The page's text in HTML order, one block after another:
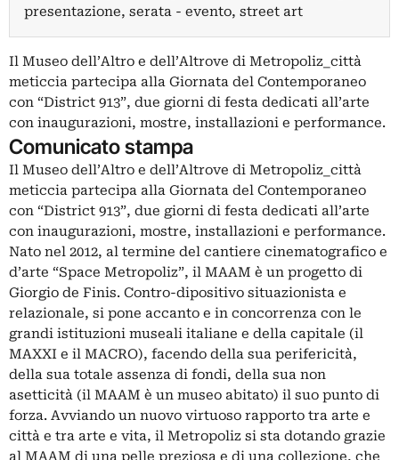
presentazione, serata - evento, street art
Il Museo dell’Altro e dell’Altrove di Metropoliz_città
meticcia partecipa alla Giornata del Contemporaneo
con “District 913”, due giorni di festa dedicati all’arte
con inaugurazioni, mostre, installazioni e performance.
Comunicato stampa
Il Museo dell’Altro e dell’Altrove di Metropoliz_città
meticcia partecipa alla Giornata del Contemporaneo
con “District 913”, due giorni di festa dedicati all’arte
con inaugurazioni, mostre, installazioni e performance.
Nato nel 2012, al termine del cantiere cinematografico e
d’arte “Space Metropoliz”, il MAAM è un progetto di
Giorgio de Finis. Contro-dipositivo situazionista e
relazionale, si pone accanto e in concorrenza con le
grandi istituzioni museali italiane e della capitale (il
MAXXI e il MACRO), facendo della sua perifericità,
della sua totale assenza di fondi, della sua non
asetticità (il MAAM è un museo abitato) il suo punto di
forza. Avviando un nuovo virtuoso rapporto tra arte e
città e tra arte e vita, il Metropoliz si sta dotando grazie
al MAAM di una pelle preziosa e di una collezione, che